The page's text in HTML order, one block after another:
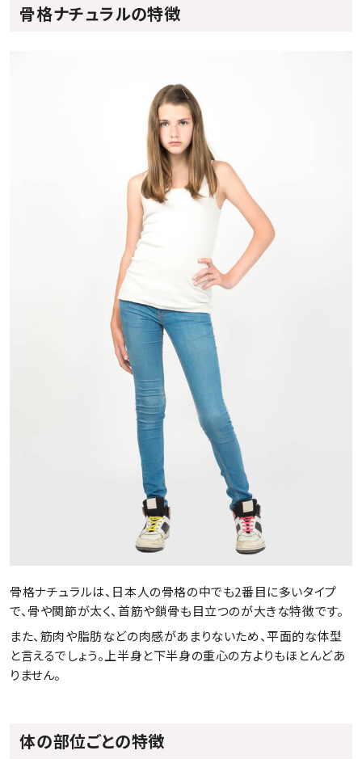
骨格ナチュラルの特徴
骨格ナチュラルは、日本人の骨格の中でも2番目に多いタイプ
で、骨や関節が太く、首筋や鎖骨も目立つのが大きな特徴です。
また、筋肉や脂肪などの肉感があまりないため、平面的な体型
と言えるでしょう。上半身と下半身の重心の方よりもほとんどあ
りません。
体の部位ごとの特徴